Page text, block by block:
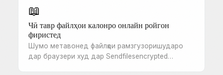
📖
Чӣ тавр файлҳои калонро онлайн ройгон
фиристед
Шумо метавонед файлҳои рамзгузоришударо
дар браузери худ дар Sendfilesencrypted…